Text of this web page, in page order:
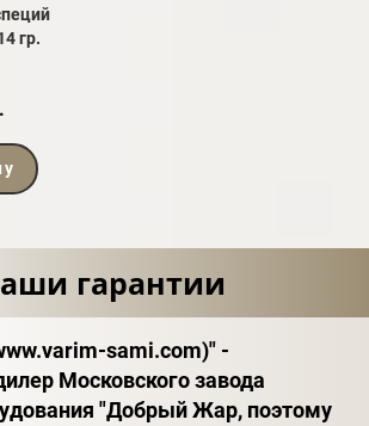
гр.
гарантии
sami.com)" -
Московского завода
"Добрый Жар, поэтому